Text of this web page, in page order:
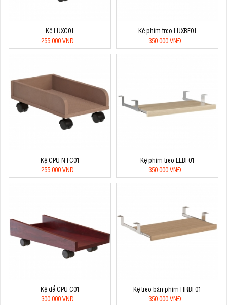
Kệ LUXC01
255.000 VNĐ
Kệ phím treo LUXBF01
350.000 VNĐ
Kệ CPU NTC01
255.000 VNĐ
Kệ phím treo LEBF01
350.000 VNĐ
Kệ để CPU C01
300.000 VNĐ
Kệ treo bàn phím HRBF01
350.000 VNĐ